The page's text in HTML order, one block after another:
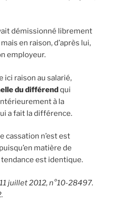
démissionné librement
en raison, d’après lui,
employeur.
ici raison au salarié,
du différendqui
à la
a fait la différence.
cassation n’est est
matière de
tendance est identique.
juillet 2012, n°10-28497.